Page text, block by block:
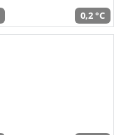
0,2 °C